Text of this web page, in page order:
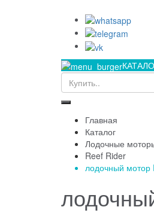
Главная
Каталог
Лодочные
Reef Rider
лодочный мотор